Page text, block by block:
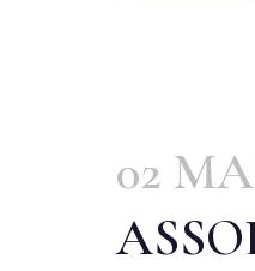
02